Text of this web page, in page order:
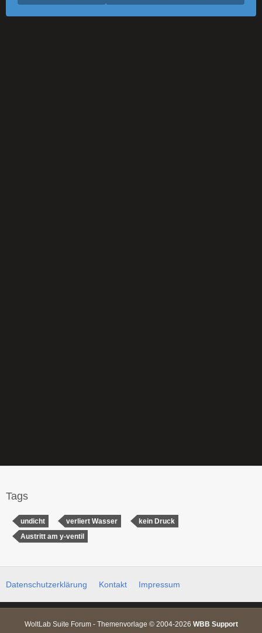
Tags
undicht verliert Wasser
kein Druck
Austritt am y-ventil
Datenschutzerklärung Kontakt Impressum
WoltLab Suite Forum - Themenvorlage © 2004-2026 WBB Support